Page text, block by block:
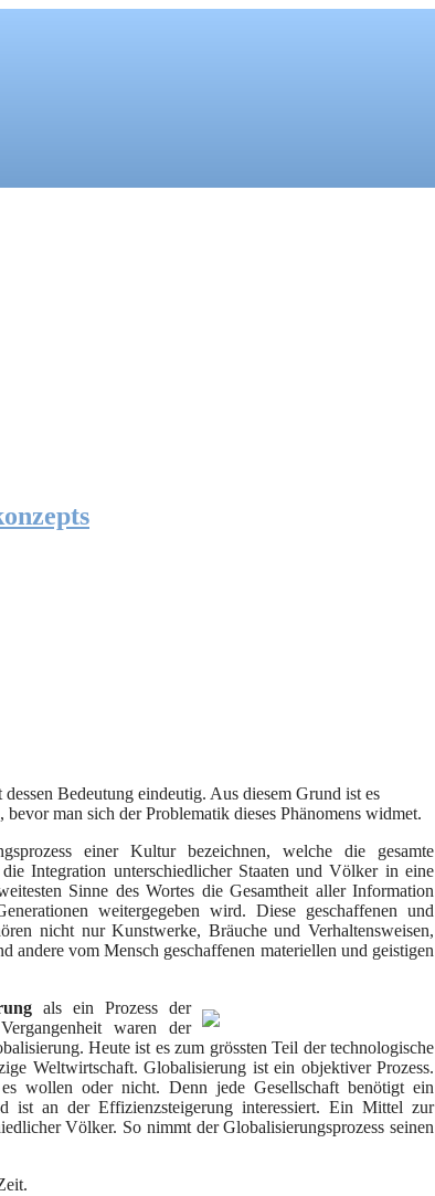
Bedeutung eindeutig. Aus diesem Grund ist es
man sich der Problematik dieses Phänomens widmet.
einer Kultur bezeichnen, welche die gesamte
Integration unterschiedlicher Staaten und Völker in eine
Sinne des Wortes die Gesamtheit aller Information
weitergegeben wird. Diese geschaffenen und
nicht nur Kunstwerke, Bräuche und Verhaltensweisen,
andere vom Mensch geschaffenen materiellen und geistigen
als ein Prozess der
waren der
Heute ist es zum grössten Teil der technologische
Weltwirtschaft. Globalisierung ist ein objektiver Prozess.
wollen oder nicht. Denn jede Gesellschaft benötigt ein
ist an der Effizienzsteigerung interessiert. Ein Mittel zur
Völker. So nimmt der Globalisierungsprozess seinen